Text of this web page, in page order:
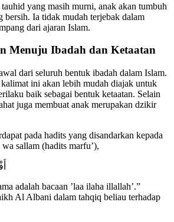
yang masih murni, anak akan tumbuh
bersih. Ia tidak mudah terjebak dalam
dari ajaran Islam.
Menuju Ibadah dan Ketaatan
dari seluruh bentuk ibadah dalam Islam.
ini akan lebih mudah diajak untuk
baik sebagai bentuk ketaatan. Selain
juga membuat anak merupakan dzikir
pada hadits yang disandarkan kepada
sallam (hadits marfu’),
adalah bacaan ’laa ilaha illallah’.”
Al Albani dalam tahqiq beliau terhadap